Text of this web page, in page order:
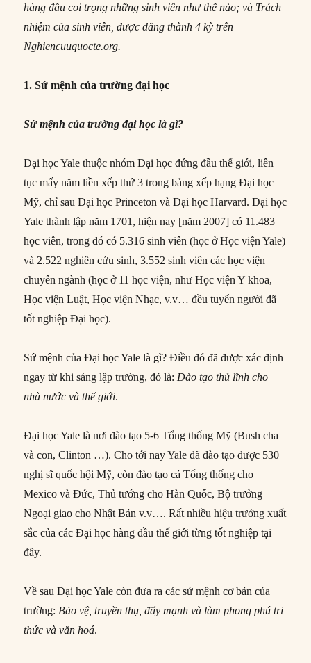
hàng đầu coi trọng những sinh viên như thế nào; và Trách
nhiệm của sinh viên, được đăng thành 4 kỳ trên
Nghiencuuquocte.org.
1. Sứ mệnh của trường đại học
Sứ mệnh của trường đại học là gì?
Đại học Yale thuộc nhóm Đại học đứng đầu thế giới, liên
tục mấy năm liền xếp thứ 3 trong bảng xếp hạng Đại học
Mỹ, chỉ sau Đại học Princeton và Đại học Harvard. Đại học
Yale thành lập năm 1701, hiện nay [năm 2007] có 11.483
học viên, trong đó có 5.316 sinh viên (học ở Học viện Yale)
và 2.522 nghiên cứu sinh, 3.552 sinh viên các học viện
chuyên ngành (học ở 11 học viện, như Học viện Y khoa,
Học viện Luật, Học viện Nhạc, v.v… đều tuyển người đã
tốt nghiệp Đại học).
Sứ mệnh của Đại học Yale là gì? Điều đó đã được xác định
ngay từ khi sáng lập trường, đó là:Đào tạo thủ lĩnh cho
nhà nước và thế giới.
Đại học Yale là nơi đào tạo 5-6 Tổng thống Mỹ (Bush cha
và con, Clinton …). Cho tới nay Yale đã đào tạo được 530
nghị sĩ quốc hội Mỹ, còn đào tạo cả Tổng thống cho
Mexico và Đức, Thủ tướng cho Hàn Quốc, Bộ trưởng
Ngoại giao cho Nhật Bản v.v…. Rất nhiều hiệu trưởng xuất
sắc của các Đại học hàng đầu thế giới từng tốt nghiệp tại
đây.
Về sau Đại học Yale còn đưa ra các sứ mệnh cơ bản của
trường: Bảo vệ, truyền thụ, đẩy mạnh và làm phong phú tri
thức và văn hoá.